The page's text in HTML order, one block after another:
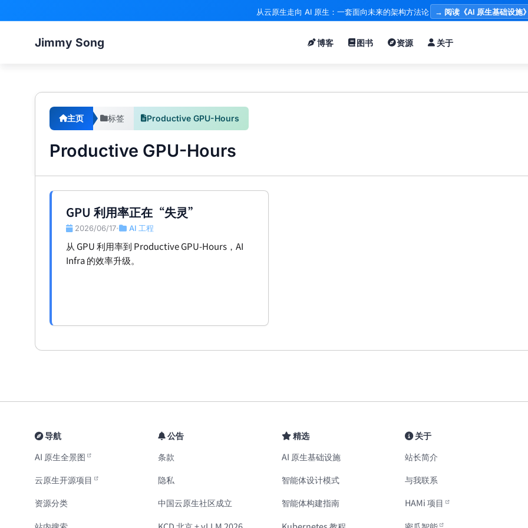
从云原生走向 AI 原生：一套面向未来的架构方法论 → 阅读《AI 原生基础设施
Jimmy Song 博客 图书 资源 关于
主页 标签 Productive GPU-Hours
Productive GPU-Hours
GPU 利用率正在“失灵”
2026/06/17• AI 工程
从 GPU 利用率到 Productive GPU-Hours，AI
Infra 的效率升级。
导航
AI 原生全景图
云原生开源项目
资源分类
公告
条款
隐私
中国云原生社区成立
精选
AI 原生基础设施
智能体设计模式
智能体构建指南
关于
站长简介
与我联系
HAMi 项目